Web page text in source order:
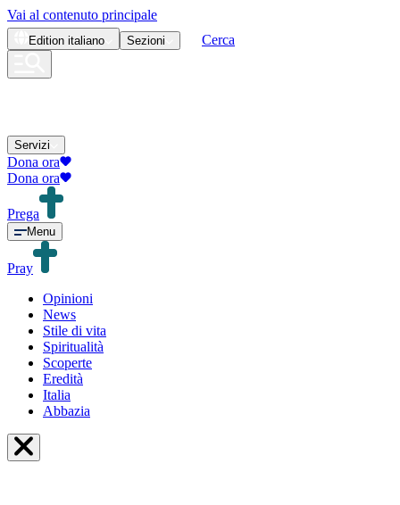
Vai al contenuto principale
Edition italiano Sezioni Cerca
Servizi
Dona ora
Dona ora
Prega
Menu
Pray
Opinioni
News
Stile di vita
Spiritualità
Scoperte
Eredità
Italia
Abbazia